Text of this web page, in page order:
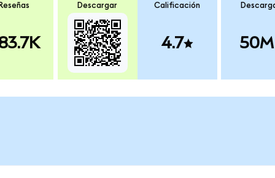
Descargar Calificación
4.7